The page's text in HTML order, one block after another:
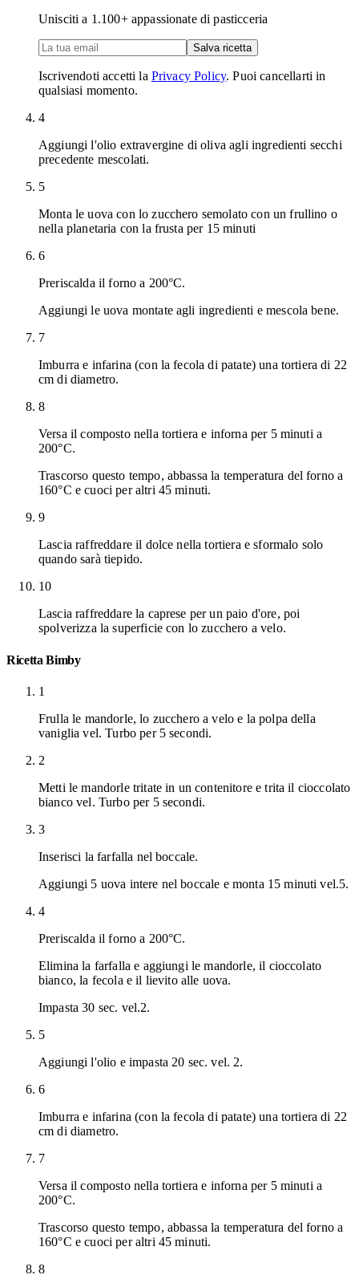
Unisciti a 1.100+ appassionate di pasticceria
Salva ricetta
Iscrivendoti accetti la Privacy Policy. Puoi cancellarti in
qualsiasi momento.
4
Aggiungi l'olio extravergine di oliva agli ingredienti secchi
precedente mescolati.
5
Monta le uova con lo zucchero semolato con un frullino o
nella planetaria con la frusta per 15 minuti
6
Preriscalda il forno a 200°C.
Aggiungi le uova montate agli ingredienti e mescola bene.
7
Imburra e infarina (con la fecola di patate) una tortiera di 22
cm di diametro.
8
Versa il composto nella tortiera e inforna per 5 minuti a
200°C.
Trascorso questo tempo, abbassa la temperatura del forno a
160°C e cuoci per altri 45 minuti.
9
Lascia raffreddare il dolce nella tortiera e sformalo solo
quando sarà tiepido.
10
Lascia raffreddare la caprese per un paio d'ore, poi
spolverizza la superficie con lo zucchero a velo.
Ricetta Bimby
1
Frulla le mandorle, lo zucchero a velo e la polpa della
vaniglia vel. Turbo per 5 secondi.
2
Metti le mandorle tritate in un contenitore e trita il cioccolato
bianco vel. Turbo per 5 secondi.
3
Inserisci la farfalla nel boccale.
Aggiungi 5 uova intere nel boccale e monta 15 minuti vel.5.
4
Preriscalda il forno a 200°C.
Elimina la farfalla e aggiungi le mandorle, il cioccolato
bianco, la fecola e il lievito alle uova.
Impasta 30 sec. vel.2.
5
Aggiungi l'olio e impasta 20 sec. vel. 2.
6
Imburra e infarina (con la fecola di patate) una tortiera di 22
cm di diametro.
7
Versa il composto nella tortiera e inforna per 5 minuti a
200°C.
Trascorso questo tempo, abbassa la temperatura del forno a
160°C e cuoci per altri 45 minuti.
8